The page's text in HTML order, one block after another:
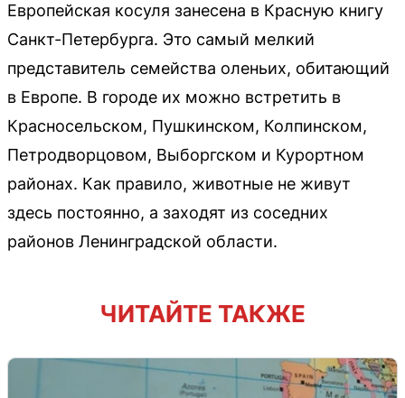
Европейская косуля занесена в Красную книгу
Санкт-Петербурга. Это самый мелкий
представитель семейства оленьих, обитающий
в Европе. В городе их можно встретить в
Красносельском, Пушкинском, Колпинском,
Петродворцовом, Выборгском и Курортном
районах. Как правило, животные не живут
здесь постоянно, а заходят из соседних
районов Ленинградской области.
ЧИТАЙТЕ ТАКЖЕ